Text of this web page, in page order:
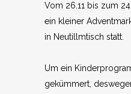
Vom 26.11 bis zum
ein kleiner
in Neutillmtisch statt.
Um ein
gekümmert,